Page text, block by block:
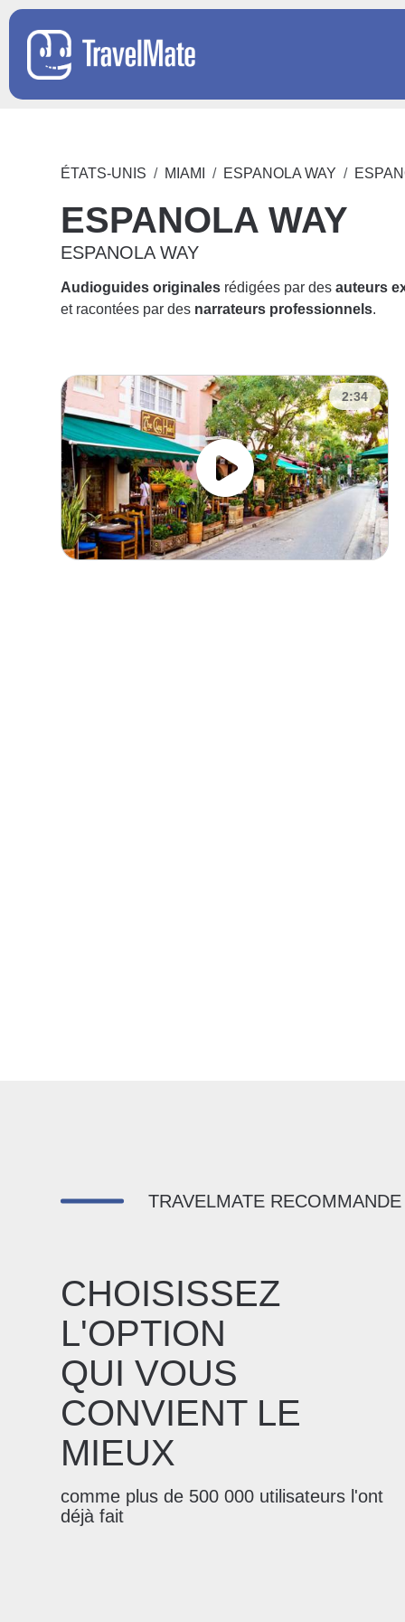
ÉTATS-UNIS MIAMI ESPANOLA WAY
ESPANOLA WAY
ESPANOLA WAY
Audioguides originales rédigées par desauteurs
et racontées par des narrateurs professionnels.
2:34
TRAVELMATE RECOMMANDE
CHOISISSEZ
L'OPTION
QUI VOUS
CONVIENT LE
MIEUX
comme plus de 500 000 utilisateurs l'ont
déjà fait